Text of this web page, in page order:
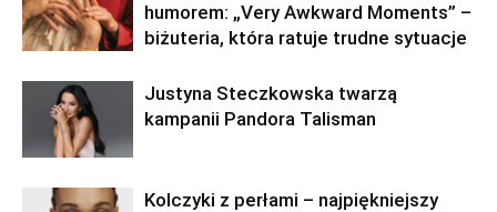
humorem: „Very Awkward Moments” –
biżuteria, która ratuje trudne sytuacje
Justyna Steczkowska twarzą
kampanii Pandora Talisman
Kolczyki z perłami – najpiękniejszy